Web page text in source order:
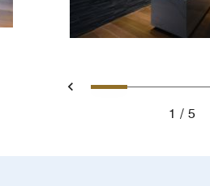
VoltarSlide 1 -
Slide 2
1
5